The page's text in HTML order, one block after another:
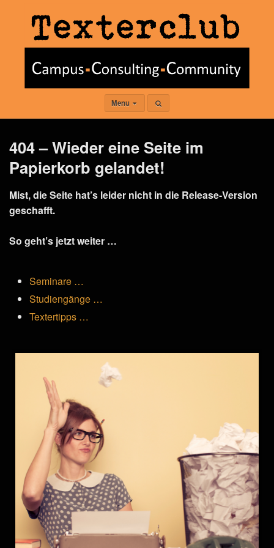
Menu
404 – Wieder eine Seite im
Papierkorb gelandet!
Mist, die Seite hat’s leider nicht in die Release-Version
geschafft.
So geht’s jetzt weiter …
Seminare …
Studiengänge …
Textertipps …